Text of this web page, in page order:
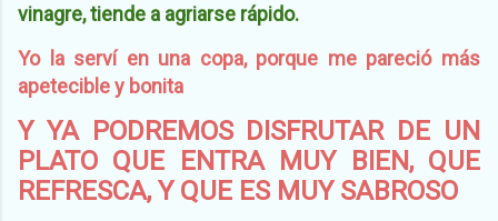
vinagre, tiende a agriarse rápido.
Yo la serví en una copa, porque me pareció más
apetecible y bonita
Y YA PODREMOS DISFRUTAR DE UN
PLATO QUE ENTRA MUY BIEN, QUE
REFRESCA, Y QUE ES MUY SABROSO